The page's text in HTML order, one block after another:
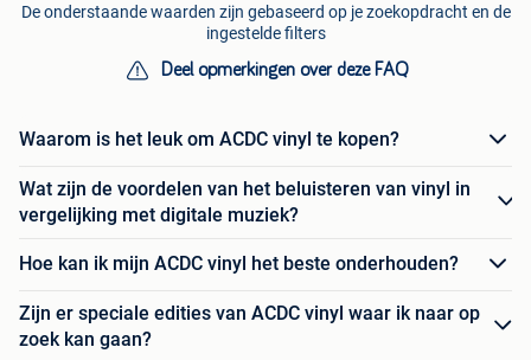
De onderstaande waarden zijn gebaseerd op je zoekopdracht en de
ingestelde filters
Deel opmerkingen over deze FAQ
Waarom is het leuk om ACDC vinyl te kopen?
Wat zijn de voordelen van het beluisteren van vinyl in
vergelijking met digitale muziek?
Hoe kan ik mijn ACDC vinyl het beste onderhouden?
Zijn er speciale edities van ACDC vinyl waar ik naar op
zoek kan gaan?